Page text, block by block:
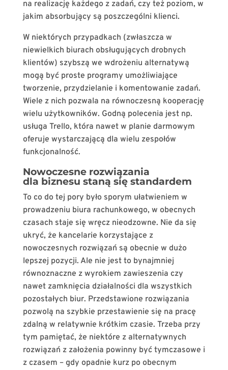
na realizację każdego z zadań, czy też poziom, w
jakim absorbujący są poszczególni klienci.
W niektórych przypadkach (zwłaszcza w
niewielkich biurach obsługujących drobnych
klientów) szybszą we wdrożeniu alternatywą
mogą być proste programy umożliwiające
tworzenie, przydzielanie i komentowanie zadań.
Wiele z nich pozwala na równoczesną kooperację
wielu użytkowników. Godną polecenia jest np.
usługa Trello, która nawet w planie darmowym
oferuje wystarczającą dla wielu zespołów
funkcjonalność.
Nowoczesne rozwiązania
dla biznesu staną się standardem
To co do tej pory było sporym ułatwieniem w
prowadzeniu biura rachunkowego, w obecnych
czasach staje się wręcz nieodzowne. Nie da się
ukryć, że kancelarie korzystające z
nowoczesnych rozwiązań są obecnie w dużo
lepszej pozycji. Ale nie jest to bynajmniej
równoznaczne z wyrokiem zawieszenia czy
nawet zamknięcia działalności dla wszystkich
pozostałych biur. Przedstawione rozwiązania
pozwolą na szybkie przestawienie się na pracę
zdalną w relatywnie krótkim czasie. Trzeba przy
tym pamiętać, że niektóre z alternatywnych
rozwiązań z założenia powinny być tymczasowe i
z czasem – gdy opadnie kurz po obecnym